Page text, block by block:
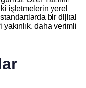
işletmelerin yerel
bir dijital
daha verimli